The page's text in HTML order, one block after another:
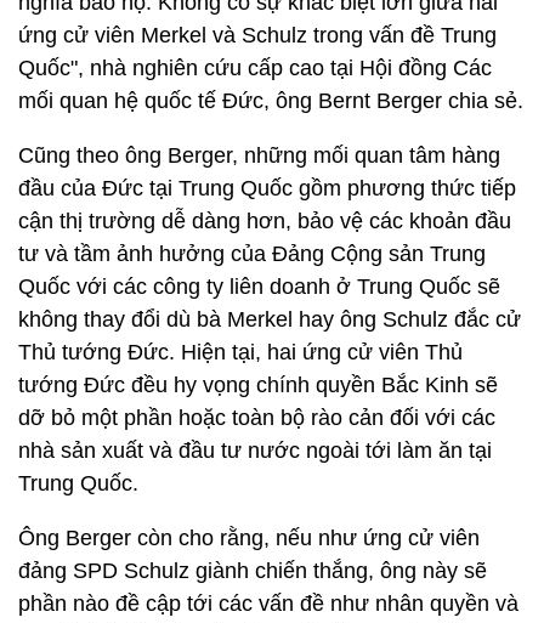
ứng cử viên Merkel và Schulz trong vấn đề Trung
Quốc", nhà nghiên cứu cấp cao tại Hội đồng Các
mối quan hệ quốc tế Đức, ông Bernt Berger chia sẻ.
Cũng theo ông Berger, những mối quan tâm hàng
đầu của Đức tại Trung Quốc gồm phương thức tiếp
cận thị trường dễ dàng hơn, bảo vệ các khoản đầu
tư và tầm ảnh hưởng của Đảng Cộng sản Trung
Quốc với các công ty liên doanh ở Trung Quốc sẽ
không thay đổi dù bà Merkel hay ông Schulz đắc cử
Thủ tướng Đức. Hiện tại, hai ứng cử viên Thủ
tướng Đức đều hy vọng chính quyền Bắc Kinh sẽ
dỡ bỏ một phần hoặc toàn bộ rào cản đối với các
nhà sản xuất và đầu tư nước ngoài tới làm ăn tại
Trung Quốc.
Ông Berger còn cho rằng, nếu như ứng cử viên
đảng SPD Schulz giành chiến thắng, ông này sẽ
phần nào đề cập tới các vấn đề như nhân quyền và